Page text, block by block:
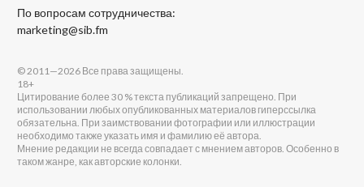
По вопросам сотрудничества:
marketing@sib.fm
© 2011—2026 Все права защищены.
18+
Цитирование более 30 % текста публикаций запрещено. При
использовании любых опубликованных материалов гиперссылка
обязательна. При заимствовании фотографии или иллюстрации
необходимо также указать имя и фамилию её автора.
Мнение редакции не всегда совпадает с мнением авторов. Особенно в
таком жанре, как авторские колонки.